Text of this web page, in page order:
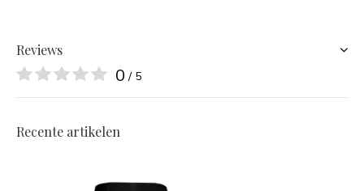
Reviews
0 / 5
Recente artikelen